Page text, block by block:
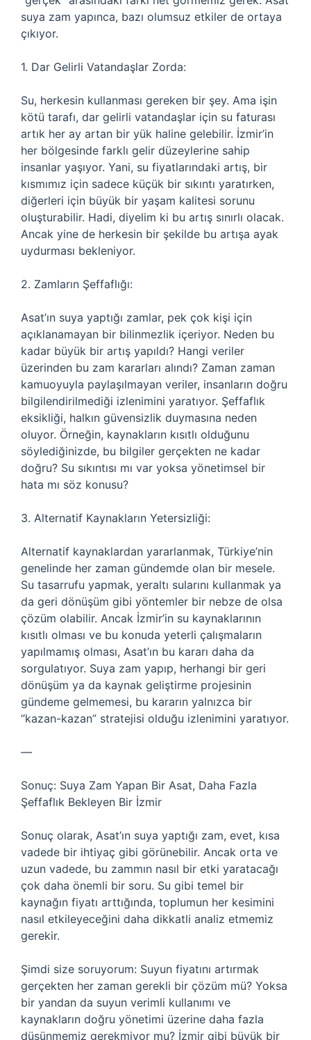
suya zam yapınca, bazı olumsuz etkiler de ortaya
çıkıyor.
1. Dar Gelirli Vatandaşlar Zorda:
Su, herkesin kullanması gereken bir şey. Ama işin
kötü tarafı, dar gelirli vatandaşlar için su faturası
artık her ay artan bir yük haline gelebilir. İzmir’in
her bölgesinde farklı gelir düzeylerine sahip
insanlar yaşıyor. Yani, su fiyatlarındaki artış, bir
kısmımız için sadece küçük bir sıkıntı yaratırken,
diğerleri için büyük bir yaşam kalitesi sorunu
oluşturabilir. Hadi, diyelim ki bu artış sınırlı olacak.
Ancak yine de herkesin bir şekilde bu artışa ayak
uydurması bekleniyor.
2. Zamların Şeffaflığı:
Asat’ın suya yaptığı zamlar, pek çok kişi için
açıklanamayan bir bilinmezlik içeriyor. Neden bu
kadar büyük bir artış yapıldı? Hangi veriler
üzerinden bu zam kararları alındı? Zaman zaman
kamuoyuyla paylaşılmayan veriler, insanların doğru
bilgilendirilmediği izlenimini yaratıyor. Şeffaflık
eksikliği, halkın güvensizlik duymasına neden
oluyor. Örneğin, kaynakların kısıtlı olduğunu
söylediğinizde, bu bilgiler gerçekten ne kadar
doğru? Su sıkıntısı mı var yoksa yönetimsel bir
hata mı söz konusu?
3. Alternatif Kaynakların Yetersizliği:
Alternatif kaynaklardan yararlanmak, Türkiye’nin
genelinde her zaman gündemde olan bir mesele.
Su tasarrufu yapmak, yeraltı sularını kullanmak ya
da geri dönüşüm gibi yöntemler bir nebze de olsa
çözüm olabilir. Ancak İzmir’in su kaynaklarının
kısıtlı olması ve bu konuda yeterli çalışmaların
yapılmamış olması, Asat’ın bu kararı daha da
sorgulatıyor. Suya zam yapıp, herhangi bir geri
dönüşüm ya da kaynak geliştirme projesinin
gündeme gelmemesi, bu kararın yalnızca bir
“kazan-kazan” stratejisi olduğu izlenimini yaratıyor.
—
Sonuç: Suya Zam Yapan Bir Asat, Daha Fazla
Şeffaflık Bekleyen Bir İzmir
Sonuç olarak, Asat’ın suya yaptığı zam, evet, kısa
vadede bir ihtiyaç gibi görünebilir. Ancak orta ve
uzun vadede, bu zammın nasıl bir etki yaratacağı
çok daha önemli bir soru. Su gibi temel bir
kaynağın fiyatı arttığında, toplumun her kesimini
nasıl etkileyeceğini daha dikkatli analiz etmemiz
gerekir.
Şimdi size soruyorum: Suyun fiyatını artırmak
gerçekten her zaman gerekli bir çözüm mü? Yoksa
bir yandan da suyun verimli kullanımı ve
kaynakların doğru yönetimi üzerine daha fazla
düşünmemiz gerekmiyor mu? İzmir gibi büyük bir